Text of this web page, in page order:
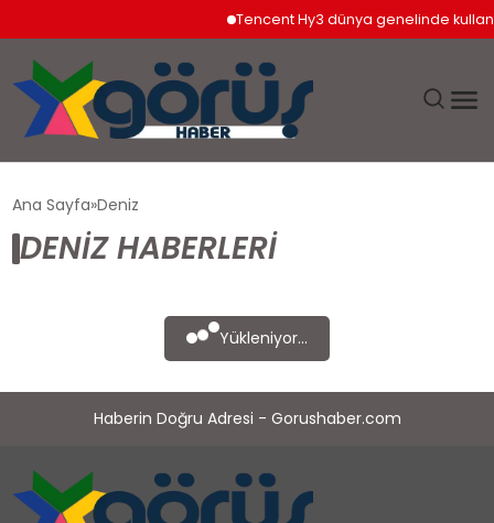
Tencent Hy3 dünya genelinde
EKONOMI
SPOR
Ana Sayfa Deniz
DENIZ HABERLERI
Yükleniyor...
Haberin Doğru Adresi - Gorushaber.com